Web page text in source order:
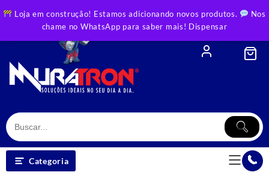
Loja em construção! Estamos adicionando novos produtos.
Nos
chame no WhatsApp para saber mais! Dispensar
to
Categoria